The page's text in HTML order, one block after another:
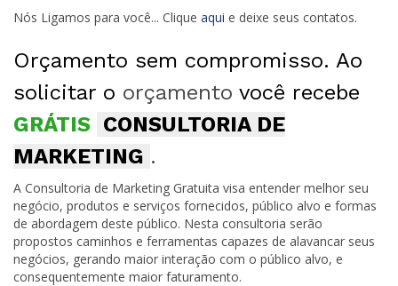
Nós Ligamos para você... Clique aqui e deixe seus contatos.
Orçamento sem compromisso. Ao
solicitar o orçamento você recebe
GRÁTIS CONSULTORIA DE
MARKETING .
A Consultoria de Marketing Gratuita visa entender melhor seu
negócio, produtos e serviços fornecidos, público alvo e formas
de abordagem deste público. Nesta consultoria serão
propostos caminhos e ferramentas capazes de alavancar seus
negócios, gerando maior interação com o público alvo, e
consequentemente maior faturamento.